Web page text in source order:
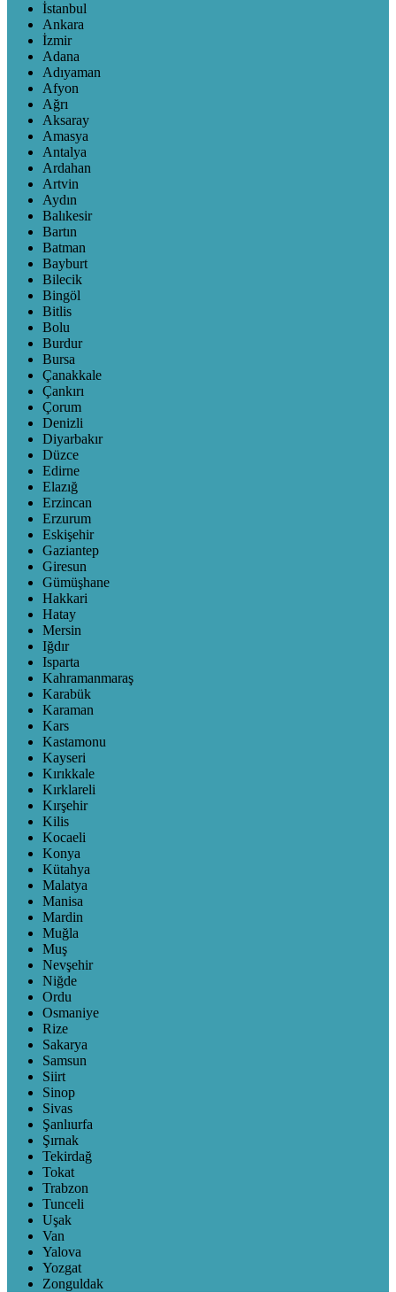
İstanbul
Ankara
İzmir
Adana
Adıyaman
Afyon
Ağrı
Aksaray
Amasya
Antalya
Ardahan
Artvin
Aydın
Balıkesir
Bartın
Batman
Bayburt
Bilecik
Bingöl
Bitlis
Bolu
Burdur
Bursa
Çanakkale
Çankırı
Çorum
Denizli
Diyarbakır
Düzce
Edirne
Elazığ
Erzincan
Erzurum
Eskişehir
Gaziantep
Giresun
Gümüşhane
Hakkari
Hatay
Mersin
Iğdır
Isparta
Kahramanmaraş
Karabük
Karaman
Kars
Kastamonu
Kayseri
Kırıkkale
Kırklareli
Kırşehir
Kilis
Kocaeli
Konya
Kütahya
Malatya
Manisa
Mardin
Muğla
Muş
Nevşehir
Niğde
Ordu
Osmaniye
Rize
Sakarya
Samsun
Siirt
Sinop
Sivas
Şanlıurfa
Şırnak
Tekirdağ
Tokat
Trabzon
Tunceli
Uşak
Van
Yalova
Yozgat
Zonguldak